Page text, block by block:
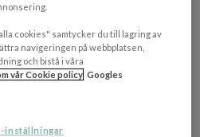
Grå
cookies" samtycker du till lagring av
navigeringen på webbplatsen,
och bistå i våra
vår Cookie policy Googles
inställningar